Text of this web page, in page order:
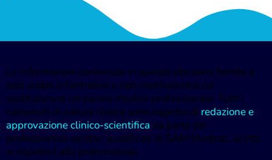
Le informazioni contenute in questo sito sono fornite a
solo scopo informativo e non costituiscono né
sostituiscono un parere medico professionale. Tutti i
contenuti di natura clinica sono oggetto di redazione e
approvazione clinico-scientifica da parte dei
professionisti sanitari qualificati di GAM Medical, iscritti
ai rispettivi albi professionali.